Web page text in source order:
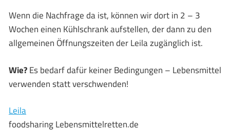
Wenn die Nachfrage da ist, können wir dort in 2 – 3
Wochen einen Kühlschrank aufstellen, der dann zu den
allgemeinen Öffnungszeiten der Leila zugänglich ist.
Wie?Es bedarf dafür keiner Bedingungen – Lebensmittel
verwenden statt verschwenden!
Leila
foodsharing Lebensmittelretten.de